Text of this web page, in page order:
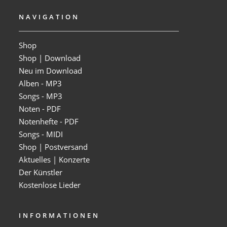
NAVIGATION
Shop
Shop | Download
Neu im Download
Alben - MP3
Songs - MP3
Noten - PDF
Notenhefte - PDF
Songs - MIDI
Shop | Postversand
Aktuelles | Konzerte
Der Künstler
Kostenlose Lieder
INFORMATIONEN